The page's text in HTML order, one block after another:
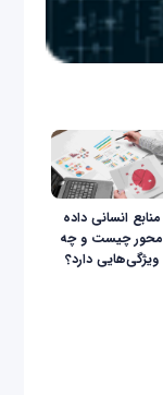
منابع انسانی داده
محور چیست و چه
ویژگی‌هایی دارد؟